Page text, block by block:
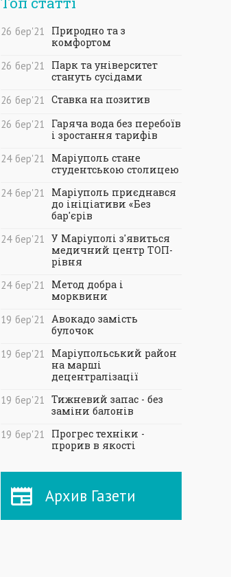
26 бер'21
Природно та з
комфортом
26 бер'21
Парк та університет
стануть сусідами
26 бер'21 Ставка на позитив
26 бер'21
Гаряча вода без перебоїв
і зростання тарифів
24 бер'21
Маріуполь стане
студентською столицею
24 бер'21
Маріуполь приєднався
до ініціативи «Без
бар'єрів
24 бер'21 У Маріуполі з'явиться
медичний центр ТОП-
рівня
24 бер'21
Метод добра і
морквини
19 бер'21 Авокадо замість
булочок
19 бер'21
Маріупольський район
на марші
децентралізації
19 бер'21 Тижневий запас - без
заміни балонів
19 бер'21
Прогрес техніки -
прорив в якості
Архив Газети